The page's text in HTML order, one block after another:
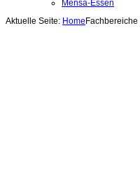
Mensa-Essen
Aktuelle Seite: Home Fachbereiche